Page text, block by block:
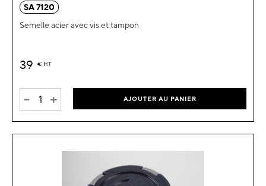
SA 7120
Semelle acier avec vis et tampon
39 € HT
- + AJOUTER AU PANIER